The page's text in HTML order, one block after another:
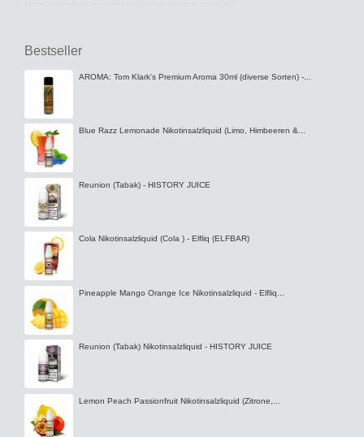
Bestseller
AROMA: Tom Klark's Premium Aroma 30ml (diverse Sorten) -...
Blue Razz Lemonade Nikotinsalzliquid (Limo, Himbeeren &...
Reunion (Tabak) - HISTORY JUICE
Cola Nikotinsalzliquid (Cola ) - Elfliq (ELFBAR)
Pineapple Mango Orange Ice Nikotinsalzliquid - Elfliq...
Reunion (Tabak) Nikotinsalzliquid - HISTORY JUICE
Lemon Peach Passionfruit Nikotinsalzliquid (Zitrone,...